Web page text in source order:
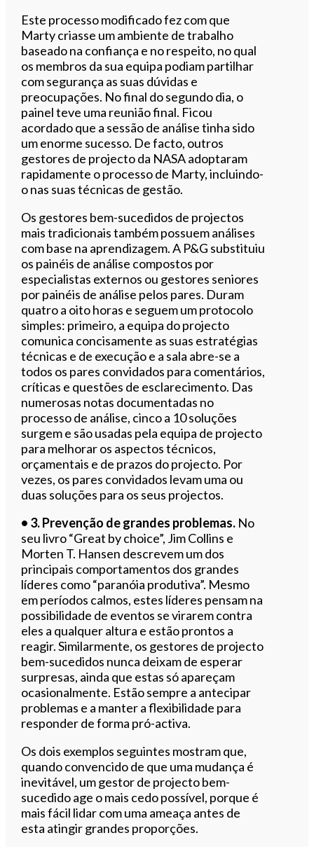
Este processo modificado fez com que
Marty criasse um ambiente de trabalho
baseado na confiança e no respeito, no qual
os membros da sua equipa podiam partilhar
com segurança as suas dúvidas e
preocupações. No final do segundo dia, o
painel teve uma reunião final. Ficou
acordado que a sessão de análise tinha sido
um enorme sucesso. De facto, outros
gestores de projecto da NASA adoptaram
rapidamente o processo de Marty, incluindo-
o nas suas técnicas de gestão.
Os gestores bem-sucedidos de projectos
mais tradicionais também possuem análises
com base na aprendizagem. A P&G substituiu
os painéis de análise compostos por
especialistas externos ou gestores seniores
por painéis de análise pelos pares. Duram
quatro a oito horas e seguem um protocolo
simples: primeiro, a equipa do projecto
comunica concisamente as suas estratégias
técnicas e de execução e a sala abre-se a
todos os pares convidados para comentários,
críticas e questões de esclarecimento. Das
numerosas notas documentadas no
processo de análise, cinco a 10 soluções
surgem e são usadas pela equipa de projecto
para melhorar os aspectos técnicos,
orçamentais e de prazos do projecto. Por
vezes, os pares convidados levam uma ou
duas soluções para os seus projectos.
• 3. Prevenção de grandes problemas. No
seu livro “Great by choice”, Jim Collins e
Morten T. Hansen descrevem um dos
principais comportamentos dos grandes
líderes como “paranóia produtiva”. Mesmo
em períodos calmos, estes líderes pensam na
possibilidade de eventos se virarem contra
eles a qualquer altura e estão prontos a
reagir. Similarmente, os gestores de projecto
bem-sucedidos nunca deixam de esperar
surpresas, ainda que estas só apareçam
ocasionalmente. Estão sempre a antecipar
problemas e a manter a flexibilidade para
responder de forma pró-activa.
Os dois exemplos seguintes mostram que,
quando convencido de que uma mudança é
inevitável, um gestor de projecto bem-
sucedido age o mais cedo possível, porque é
mais fácil lidar com uma ameaça antes de
esta atingir grandes proporções.